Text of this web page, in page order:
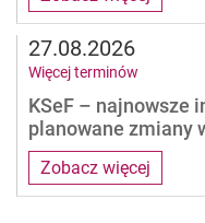
Zobacz więcej
KSeF – najnowsze
planowane zmiany
27.08.2026
Więcej terminów